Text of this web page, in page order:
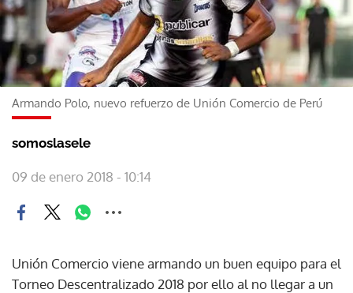
Armando Polo, nuevo refuerzo de Unión Comercio de Perú
somoslasele
09 de enero 2018 - 10:14
Unión Comercio viene armando un buen equipo para el
Torneo Descentralizado 2018 por ello al no llegar a un